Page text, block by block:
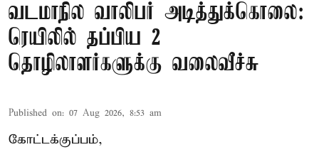
வடமாநில வாலிபர் அடித்துக்கொலை:
ரெயிலில் தப்பிய 2
தொழிலாளர்களுக்கு வலைவீச்சு
Published on: 07 Aug 2026, 8:53 am
கோட்டக்குப்பம்,